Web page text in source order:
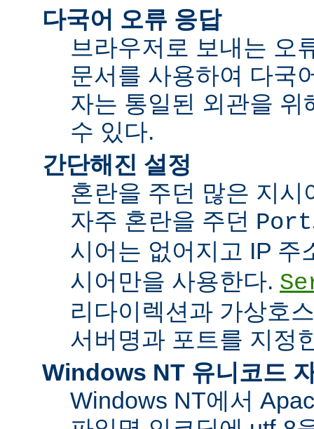
다국어 오류 응답
브라우저로 보내는 오
문서를 사용하여 다국
자는 통일된 외관을 위
수 있다.
간단해진 설정
혼란을 주던 많은 지시
자주 혼란을 주던 Port
시어는 없어지고 IP 주
시어만을 사용한다.
리다이렉션과 가상호
서버명과 포트를 지정
Windows NT 유니코드
Windows NT에서